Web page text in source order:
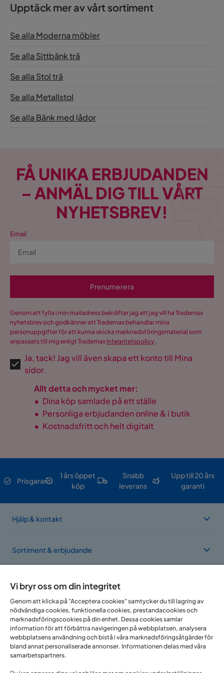
Upptäck mer av vårt sortiment
Se alla Moderna möbler
Se alla Sittbänk trä
Se alla Stol trä
Se alla Metallstol
Se alla Bänk med lådor
FÅ UNIKA ERBJUDANDEN
– ANMÄL DIG TILL VÅRT
NYHETSBREV!
Email
Prenumerera
Genom att fylla i min mailadress bekräftar jag att jag vill ha Trademax
nyhetsbrev och godkänner att Trademax behandlar mina
personuppgifter för att kunna skicka marknadsföringsmaterial som
anpassats till mig enligt Trademax Integritetspolicy.
Ja, tack! Jag vill även skapa ett konto till Mina
sidor.
Allt detta och mycket mer:
• Dina köp samlade på ett ställe
• Personliga erbjudanden online & i butik
• Kostnadsfritt och helt digitalt
Prisgaranti
1 års öppet
köp
Snabb
leverans
Upp till 20 års
garanti
Hjälp & kontakt
Sortiment & erbjudande
Vi finns i flera länder
Vi bryr oss om din integritet
Genom att klicka på "Acceptera cookies" samtycker du till lagring av
nödvändiga cookies, funktionella cookies, prestandacookies och
marknadsföringscookies på din enhet. Dessa cookies samlar
information för att förbättra navigeringen på webbplatsen, analysera
webbplatsens användning och bistå i våra marknadsföringsåtgärder för
bland annat personaliserade annonser. Informationen delas med våra
samarbetspartners.